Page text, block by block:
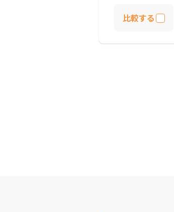
比較する